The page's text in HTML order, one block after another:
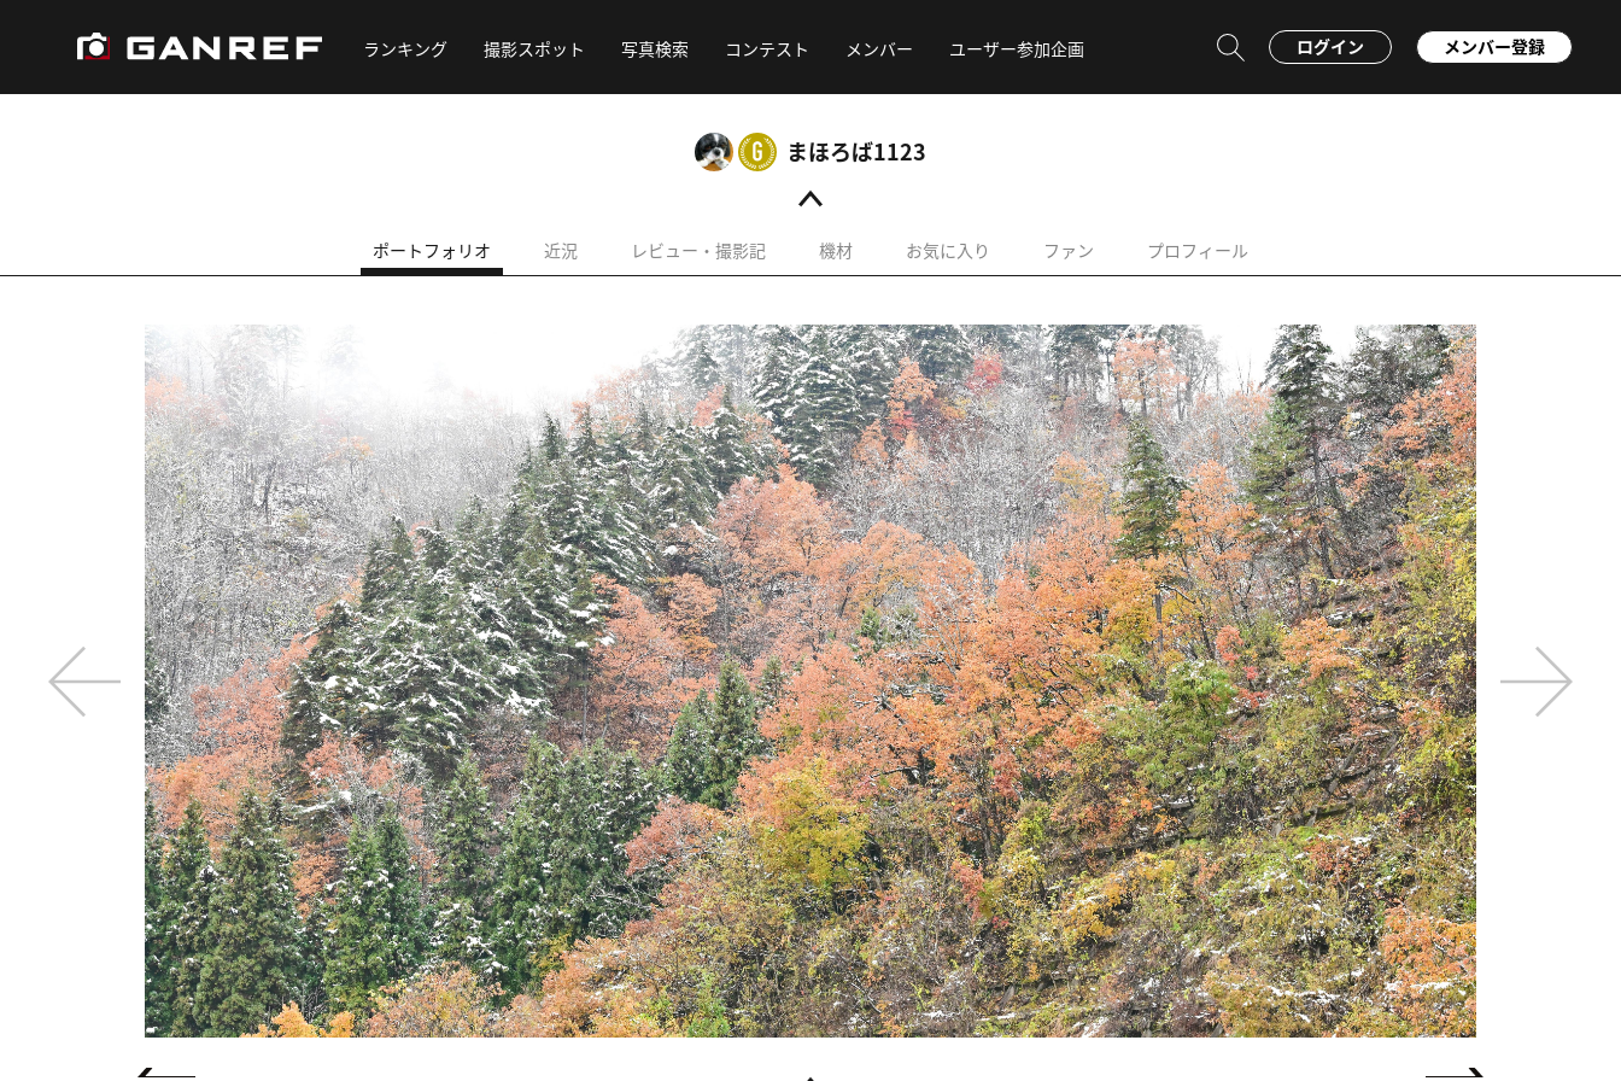
ランキング 撮影スポット 写真検索 コンテスト メンバー ユーザー参加企画 ログイン メンバー登録
まほろば1123
ポートフォリオ 近況 レビュー・撮影記 機材 お気に入り ファン プロフィール